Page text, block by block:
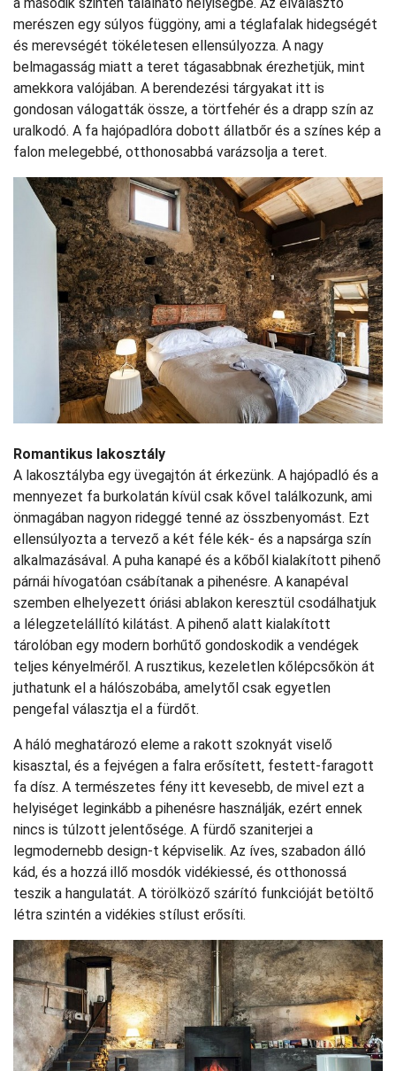
merészen egy súlyos függöny, ami a téglafalak hidegségét
és merevségét tökéletesen ellensúlyozza. A nagy
belmagasság miatt a teret tágasabbnak érezhetjük, mint
amekkora valójában. A berendezési tárgyakat itt is
gondosan válogatták össze, a törtfehér és a drapp szín az
uralkodó. A fa hajópadlóra dobott állatbőr és a színes kép a
falon melegebbé, otthonosabbá varázsolja a teret.
Romantikus lakosztály
A lakosztályba egy üvegajtón át érkezünk. A hajópadló és a
mennyezet fa burkolatán kívül csak kővel találkozunk, ami
önmagában nagyon rideggé tenné az összbenyomást. Ezt
ellensúlyozta a tervező a két féle kék- és a napsárga szín
alkalmazásával. A puha kanapé és a kőből kialakított pihenő
párnái hívogatóan csábítanak a pihenésre. A kanapéval
szemben elhelyezett óriási ablakon keresztül csodálhatjuk
a lélegzetelállító kilátást. A pihenő alatt kialakított
tárolóban egy modern borhűtő gondoskodik a vendégek
teljes kényelméről. A rusztikus, kezeletlen kőlépcsőkön át
juthatunk el a hálószobába, amelytől csak egyetlen
pengefal választja el a fürdőt.
A háló meghatározó eleme a rakott szoknyát viselő
kisasztal, és a fejvégen a falra erősített, festett-faragott
fa dísz. A természetes fény itt kevesebb, de mivel ezt a
helyiséget leginkább a pihenésre használják, ezért ennek
nincs is túlzott jelentősége. A fürdő szaniterjei a
legmodernebb design-t képviselik. Az íves, szabadon álló
kád, és a hozzá illő mosdók vidékiessé, és otthonossá
teszik a hangulatát. A törölköző szárító funkcióját betöltő
létra szintén a vidékies stílust erősíti.